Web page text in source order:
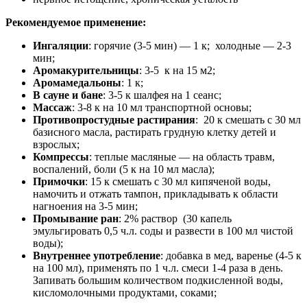
Рекомендуемое применение:
Ингаляции: горячие (3-5 мин) — 1 к; холодные — 2-3
мин;
Аромакурительницы: 3-5 к на 15 м2;
Аромамедальоны: 1 к;
В сауне и бане: 3-5 к шалфея на 1 сеанс;
Массаж: 3-8 к на 10 мл транспортной основы;
Противопростудные растирания: 20 к смешать с 30 мл
базисного масла, растирать грудную клетку детей и
взрослых;
Компрессы: теплые масляные — на область травм,
воспалений, боли (5 к на 10 мл масла);
Примочки: 15 к смешать с 30 мл кипяченой воды,
намочить и отжать тампон, прикладывать к области
нагноения на 3-5 мин;
Промывание ран: 2% раствор (30 капель
эмульгировать 0,5 ч.л. соды и развести в 100 мл чистой
воды);
Внутреннее употребление: добавка в мед, варенье (4-5 к
на 100 мл), применять по 1 ч.л. смеси 1-4 раза в день.
Запивать большим количеством подкисленной воды,
кисломолочными продуктами, соками;